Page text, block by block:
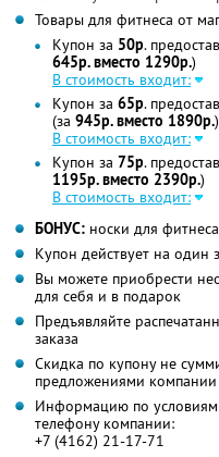
Товары для фитнеса от
Купон за 50р.
645р. вместо 1290р.)
В стоимость входит:
Купон за 65р.
(за 945р. вместо 1890р.)
В стоимость входит:
Купон за 75р.
1195р. вместо 2390р.)
В стоимость входит:
БОНУС: носки для
Купон действует на один
Вы можете приобрести
для себя и в подарок
Предъявляйте
заказа
Скидка по купону не
предложениями компании
Информацию по условиям
телефону компании:
+7 (4162) 21-17-71